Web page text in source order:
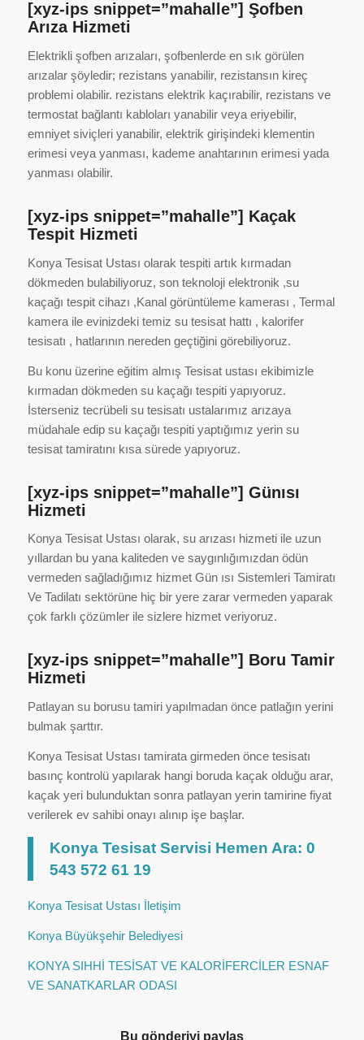
[xyz-ips snippet=”mahalle”] Şofben
Arıza Hizmeti
Elektrikli şofben arızaları, şofbenlerde en sık görülen
arızalar şöyledir; rezistans yanabilir, rezistansın kireç
problemi olabilir. rezistans elektrik kaçırabilir, rezistans ve
termostat bağlantı kabloları yanabilir veya eriyebilir,
emniyet siviçleri yanabilir, elektrik girişindeki klementin
erimesi veya yanması, kademe anahtarının erimesi yada
yanması olabilir.
[xyz-ips snippet=”mahalle”] Kaçak
Tespit Hizmeti
Konya Tesisat Ustası olarak tespiti artık kırmadan
dökmeden bulabiliyoruz, son teknoloji elektronik ,su
kaçağı tespit cihazı ,Kanal görüntüleme kamerası , Termal
kamera ile evinizdeki temiz su tesisat hattı , kalorifer
tesisatı , hatlarının nereden geçtiğini görebiliyoruz.
Bu konu üzerine eğitim almış Tesisat ustası ekibimizle
kırmadan dökmeden su kaçağı tespiti yapıyoruz.
İsterseniz tecrübeli su tesisatı ustalarımız arızaya
müdahale edip su kaçağı tespiti yaptığımız yerin su
tesisat tamiratını kısa sürede yapıyoruz.
[xyz-ips snippet=”mahalle”] Günısı
Hizmeti
Konya Tesisat Ustası olarak, su arızası hizmeti ile uzun
yıllardan bu yana kaliteden ve saygınlığımızdan ödün
vermeden sağladığımız hizmet Gün ısı Sistemleri Tamiratı
Ve Tadilatı sektörüne hiç bir yere zarar vermeden yaparak
çok farklı çözümler ile sizlere hizmet veriyoruz.
[xyz-ips snippet=”mahalle”] Boru Tamir
Hizmeti
Patlayan su borusu tamiri yapılmadan önce patlağın yerini
bulmak şarttır.
Konya Tesisat Ustası tamirata girmeden önce tesisatı
basınç kontrolü yapılarak hangi boruda kaçak olduğu arar,
kaçak yeri bulunduktan sonra patlayan yerin tamirine fiyat
verilerek ev sahibi onayı alınıp işe başlar.
Konya Tesisat Servisi Hemen Ara: 0
543 572 61 19
Konya Tesisat Ustası İletişim
Konya Büyükşehir Belediyesi
KONYA SIHHİ TESİSAT VE KALORİFERCİLER ESNAF
VE SANATKARLAR ODASI
Bu gönderiyi paylaş